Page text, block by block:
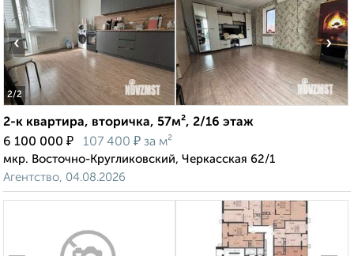
2/2
‹ ›
2-к квартира, вторичка, 57м², 2/16 этаж
6 100 000 ₽ 107 400 ₽ за м²
мкр. Восточно-Кругликовский, Черкасская 62/1
Агентство, 04.08.2026